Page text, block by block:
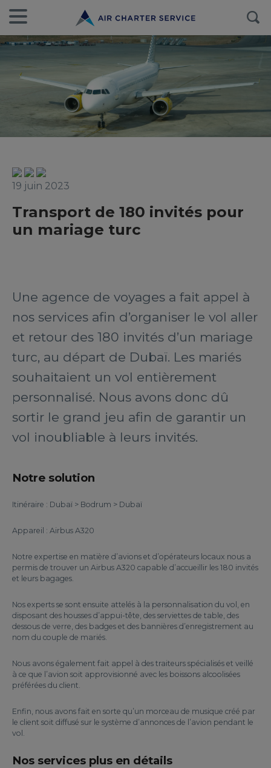
19 juin 2023
Transport de 180 invités pour
un mariage turc
Une agence de voyages a fait appel à
nos services afin d’organiser le vol aller
et retour des 180 invités d’un mariage
turc, au départ de Dubaï. Les mariés
souhaitaient un vol entièrement
personnalisé. Nous avons donc dû
sortir le grand jeu afin de garantir un
vol inoubliable à leurs invités.
Notre solution
Itinéraire : Dubaï > Bodrum > Dubaï
Appareil : Airbus A320
Notre expertise en matière d’avions et d’opérateurs locaux nous a
permis de trouver un Airbus A320 capable d’accueillir les 180 invités
et leurs bagages.
Nos experts se sont ensuite attelés à la personnalisation du vol, en
disposant des housses d’appui-tête, des serviettes de table, des
dessous de verre, des badges et des bannières d’enregistrement au
nom du couple de mariés.
Nous avons également fait appel à des traiteurs spécialisés et veillé
à ce que l’avion soit approvisionné avec les boissons alcoolisées
préférées du client.
Enfin, nous avons fait en sorte qu’un morceau de musique créé par
le client soit diffusé sur le système d’annonces de l’avion pendant le
vol.
Nos services plus en détails